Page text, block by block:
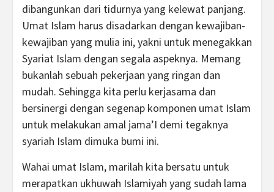
dibangunkan dari tidurnya yang kelewat panjang.
Umat Islam harus disadarkan dengan kewajiban-
kewajiban yang mulia ini, yakni untuk menegakkan
Syariat Islam dengan segala aspeknya. Memang
bukanlah sebuah pekerjaan yang ringan dan
mudah. Sehingga kita perlu kerjasama dan
bersinergi dengan segenap komponen umat Islam
untuk melakukan amal jama’I demi tegaknya
syariah Islam dimuka bumi ini.
Wahai umat Islam, marilah kita bersatu untuk
merapatkan ukhuwah Islamiyah yang sudah lama